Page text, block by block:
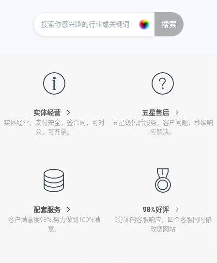
搜索
实体经营
实体经营，支付安全，签合同，可对
公，可开票。
五星售后
五星级售后服务，客户问题，秒级响
应解决。
配套服务
客户满意度98%,努力做到100%满
意。
98%好评
5分钟内客服响应，四个客服同时修
改您网站